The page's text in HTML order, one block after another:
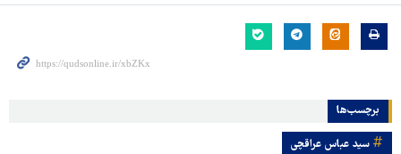
برچسب‌ها
سید عباس عراقچی